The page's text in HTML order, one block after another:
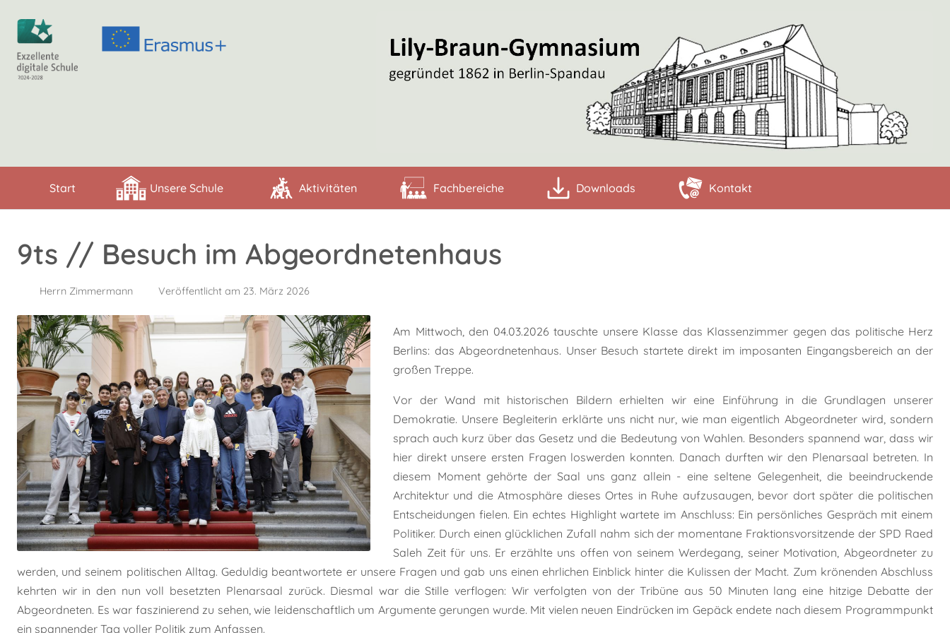
Start Unsere Schule Aktivitäten Fachbereiche Downloads Kontakt
9ts // Besuch im Abgeordnetenhaus
Herrn Zimmermann Veröffentlicht am 23. März 2026
Am Mittwoch, den 04.03.2026 tauschte unsere Klasse das Klassenzimmer gegen das politische Herz
Berlins: das Abgeordnetenhaus. Unser Besuch startete direkt im imposanten Eingangsbereich an der
großen Treppe.
Vor der Wand mit historischen Bildern erhielten wir eine Einführung in die Grundlagen unserer
Demokratie. Unsere Begleiterin erklärte uns nicht nur, wie man eigentlich Abgeordneter wird, sondern
sprach auch kurz über das Gesetz und die Bedeutung von Wahlen. Besonders spannend war, dass wir
hier direkt unsere ersten Fragen loswerden konnten. Danach durften wir den Plenarsaal betreten. In
diesem Moment gehörte der Saal uns ganz allein - eine seltene Gelegenheit, die beeindruckende
Architektur und die Atmosphäre dieses Ortes in Ruhe aufzusaugen, bevor dort später die politischen
Entscheidungen fielen. Ein echtes Highlight wartete im Anschluss: Ein persönliches Gespräch mit einem
Politiker. Durch einen glücklichen Zufall nahm sich der momentane Fraktionsvorsitzende der SPD Raed
Saleh Zeit für uns. Er erzählte uns offen von seinem Werdegang, seiner Motivation, Abgeordneter zu
werden, und seinem politischen Alltag. Geduldig beantwortete er unsere Fragen und gab uns einen ehrlichen Einblick hinter die Kulissen der Macht. Zum krönenden Abschluss
kehrten wir in den nun voll besetzten Plenarsaal zurück. Diesmal war die Stille verflogen: Wir verfolgten von der Tribüne aus 50 Minuten lang eine hitzige Debatte der
Abgeordneten. Es war faszinierend zu sehen, wie leidenschaftlich um Argumente gerungen wurde. Mit vielen neuen Eindrücken im Gepäck endete nach diesem Programmpunkt
ein spannender Tag voller Politik zum Anfassen.